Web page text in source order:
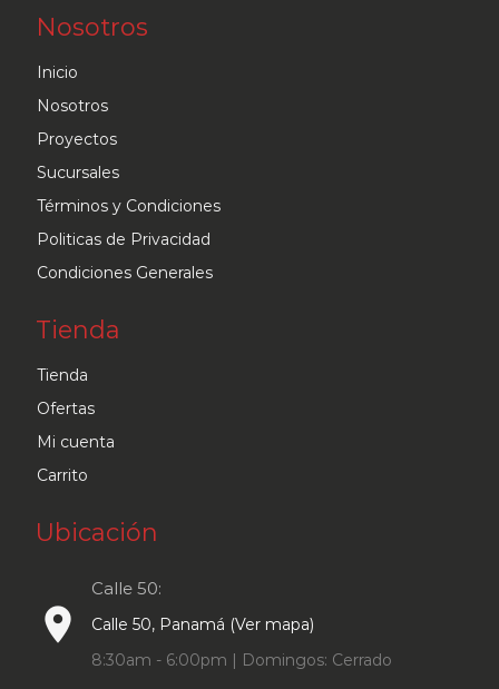
página
de
producto
Nosotros
Inicio
Nosotros
Proyectos
Sucursales
Términos y Condiciones
Politicas de Privacidad
Condiciones Generales
Tienda
Tienda
Ofertas
Mi cuenta
Carrito
Ubicación
place
Calle 50:
Calle 50, Panamá (Ver mapa)
8:30am - 6:00pm | Domingos: Cerrado